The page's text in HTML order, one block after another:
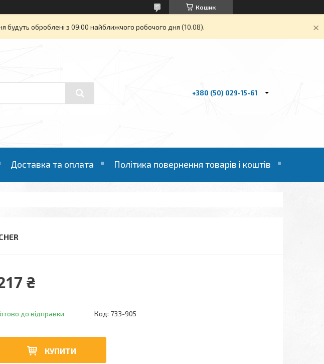
Кошик
будуть оброблені з 09:00 найближчого робочого дня (10.08).
+380 (50) 029-15-61
Доставка та оплата Політика повернення товарів і коштів
₴
до відправки Код: 733-905
КУПИТИ